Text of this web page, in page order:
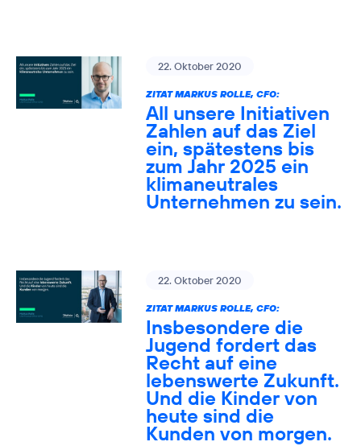
22. Oktober 2020
ZITAT MARKUS ROLLE, CFO:
All unsere Initiativen
Zahlen auf das Ziel
ein, spätestens bis
zum Jahr 2025 ein
klimaneutrales
Unternehmen zu sein.
22. Oktober 2020
ZITAT MARKUS ROLLE, CFO:
Insbesondere die
Jugend fordert das
Recht auf eine
lebenswerte Zukunft.
Und die Kinder von
heute sind die
Kunden von morgen.